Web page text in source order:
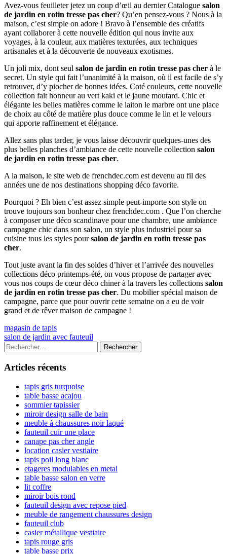
Avez-vous feuilleter jetez un coup d’œil au dernier Catalogue salon
de jardin en rotin tresse pas cher? Qu’en pensez-vous ? Nous à la
maison, c’est simple on adore ! Bravo à l’ensemble des créatifs
ayant collaborer à cette nouvelle édition qui nous invite aux
voyages, à la couleur, aux matières texturées, aux techniques
artisanales et à la découverte de nouveaux exotismes.
Un joli mix, dont seul salon de jardin en rotin tresse pas cher à le
secret. Un style qui fait l’unanimité à la maison, où il est facile de s’y
retrouver, d’y piocher de bonnes idées. Coté couleurs, cette nouvelle
collection fait honneur au vert kaki et le jaune moutard. Chic et
élégante les belles matières comme le laiton le marbre ont une place
de choix au côté de matière plus douce comme le lin et le velours
qui apporte raffinement et élégance.
Allez sans plus tarder, je vous laisse découvrir quelques-unes des
plus belles planches d’ambiance de cette nouvelle collection salon
de jardin en rotin tresse pas cher.
A la maison, le site web de frenchdec.com est devenu au fil des
années une de nos destinations shopping déco favorite.
Pourquoi ? Eh bien c’est assez simple peut-importe son style on
trouve toujours son bonheur chez frenchdec.com . Que l’on cherche
à composer une déco scandinave pour une chambre, une ambiance
campagne chic dans son salon, un style plus industriel pour sa
cuisine tous les styles poursalon de jardin en rotin tresse pas
cher.
Tout juste avant la fin des soldes d’hiver et l’arrivée des nouvelles
collections déco printemps-été, on vous propose de partager avec
vous nos coups de cœur déco chiner à la travers les collections salon
de jardin en rotin tresse pas cher. Du mobilier spécial maison de
campagne, parce que pour ouvrir cette semaine on a eu de voir
grand et de rêver maison de campagne !
Navigation
de
l’article
Previous
article:
magasin de tapis
Next
article:
salon de jardin avec fauteuil
Colonne
latérale
principale
Rechercher :
Articles récents
tapis gris turquoise
table basse acajou
sommier tapissier
miroir design salle de bain
meuble à chaussures noir laqué
fauteuil cuir une place
canape pas cher angle
location casier vestiaire
tapis poil long blanc
etageres modulables en metal
table basse salon en verre
lit coffre
miroir bois rond
fauteuil design avec repose pied
meuble de rangement chaussures design
fauteuil club
casier métallique vestiaire
tapis rouge gris
table basse prix